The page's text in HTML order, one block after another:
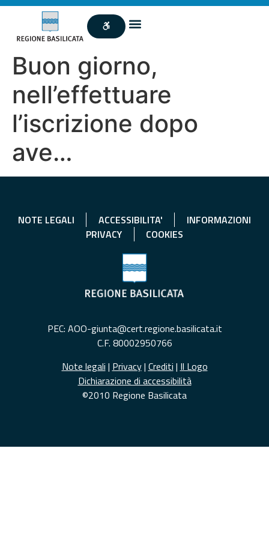
Buon giorno,
nell’effettuare
l’iscrizione dopo
ave…
NOTE LEGALI ACCESSIBILITA'
INFORMAZIONI
PRIVACY
COOKIES
PEC: AOO-giunta@cert.regione.basilicata.it
C.F. 80002950766
Note legali | Privacy| Crediti | Il Logo
Dichiarazione di accessibilità
©2010 Regione Basilicata